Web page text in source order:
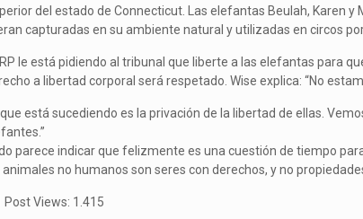
del estado de Connecticut. Las elefantas Beulah, Karen
capturadas en su ambiente natural y utilizadas en circos
le está pidiendo al tribunal que liberte a las elefantas para
a libertad corporal será respetado. Wise explica: “No
que está sucediendo es la privación de la libertad de ellas.
parece indicar que felizmente es una cuestión de tiempo
animales no humanos son seres con derechos, y no
Post Views: 1.415